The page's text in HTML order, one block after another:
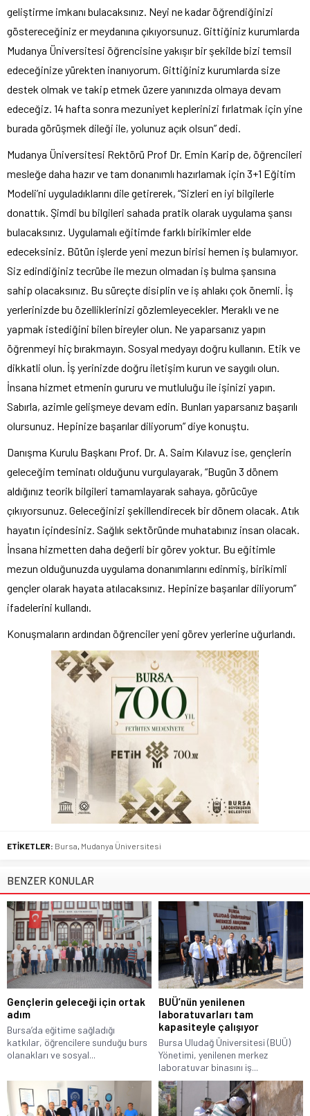
geliştirme imkanı bulacaksınız. Neyi ne kadar öğrendiğinizi
göstereceğiniz er meydanına çıkıyorsunuz. Gittiğiniz kurumlarda
Mudanya Üniversitesi öğrencisine yakışır bir şekilde bizi temsil
edeceğinize yürekten inanıyorum. Gittiğiniz kurumlarda size
destek olmak ve takip etmek üzere yanınızda olmaya devam
edeceğiz. 14 hafta sonra mezuniyet keplerinizi fırlatmak için yine
burada görüşmek dileği ile, yolunuz açık olsun” dedi.
Mudanya Üniversitesi Rektörü Prof Dr. Emin Karip de, öğrencileri
mesleğe daha hazır ve tam donanımlı hazırlamak için 3+1 Eğitim
Modeli’ni uyguladıklarını dile getirerek, “Sizleri en iyi bilgilerle
donattık. Şimdi bu bilgileri sahada pratik olarak uygulama şansı
bulacaksınız. Uygulamalı eğitimde farklı birikimler elde
edeceksiniz. Bütün işlerde yeni mezun birisi hemen iş bulamıyor.
Siz edindiğiniz tecrübe ile mezun olmadan iş bulma şansına
sahip olacaksınız. Bu süreçte disiplin ve iş ahlakı çok önemli. İş
yerlerinizde bu özelliklerinizi gözlemleyecekler. Meraklı ve ne
yapmak istediğini bilen bireyler olun. Ne yaparsanız yapın
öğrenmeyi hiç bırakmayın. Sosyal medyayı doğru kullanın. Etik ve
dikkatli olun. İş yerinizde doğru iletişim kurun ve saygılı olun.
İnsana hizmet etmenin gururu ve mutluluğu ile işinizi yapın.
Sabırla, azimle gelişmeye devam edin. Bunları yaparsanız başarılı
olursunuz. Hepinize başarılar diliyorum” diye konuştu.
Danışma Kurulu Başkanı Prof. Dr. A. Saim Kılavuz ise, gençlerin
geleceğim teminatı olduğunu vurgulayarak, “Bugün 3 dönem
aldığınız teorik bilgileri tamamlayarak sahaya, görücüye
çıkıyorsunuz. Geleceğinizi şekillendirecek bir dönem olacak. Atık
hayatın içindesiniz. Sağlık sektöründe muhatabınız insan olacak.
İnsana hizmetten daha değerli bir görev yoktur. Bu eğitimle
mezun olduğunuzda uygulama donanımlarını edinmiş, birikimli
gençler olarak hayata atılacaksınız. Hepinize başarılar diliyorum”
ifadelerini kullandı.
Konuşmaların ardından öğrenciler yeni görev yerlerine uğurlandı.
ETİKETLER: Bursa, Mudanya Üniversitesi
BENZER KONULAR
Gençlerin geleceği için ortak
adım
Bursa’da eğitime sağladığı
katkılar, öğrencilere sunduğu burs
olanakları ve sosyal...
BUÜ’nün yenilenen
laboratuvarları tam
kapasiteyle çalışıyor
Bursa Uludağ Üniversitesi (BUÜ)
Yönetimi, yenilenen merkez
laboratuvar binasını iş...